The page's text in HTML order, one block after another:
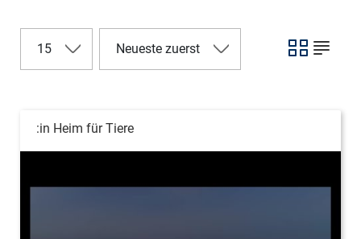
15 Neueste zuerst
:in Heim für Tiere